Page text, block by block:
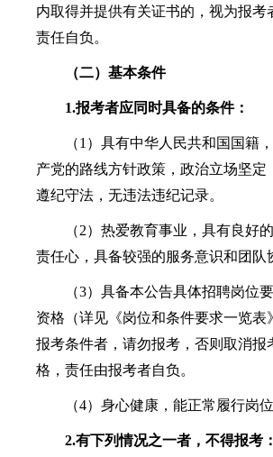
内取得并提供有关证书的，视为报考
责任自负。
（二）基本条件
1.报考者应同时具备的条件：
（1）具有中华人民共和国国籍
产党的路线方针政策，政治立场坚定
遵纪守法，无违法违纪记录。
（2）热爱教育事业，具有良好
责任心，具备较强的服务意识和团队
（3）具备本公告具体招聘岗位
资格（详见《岗位和条件要求一览表
报考条件者，请勿报考，否则取消报
格，责任由报考者自负。
（4）身心健康，能正常履行岗位
2.有下列情况之一者，不得报考：